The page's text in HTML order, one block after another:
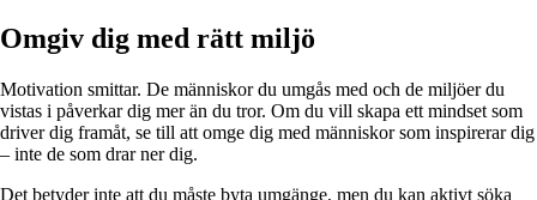
Omgiv dig med rätt miljö
Motivation smittar. De människor du umgås med och de miljöer du
vistas i påverkar dig mer än du tror. Om du vill skapa ett mindset som
driver dig framåt, se till att omge dig med människor som inspirerar dig
– inte de som drar ner dig.
Det betyder inte att du måste byta umgänge, men du kan aktivt söka